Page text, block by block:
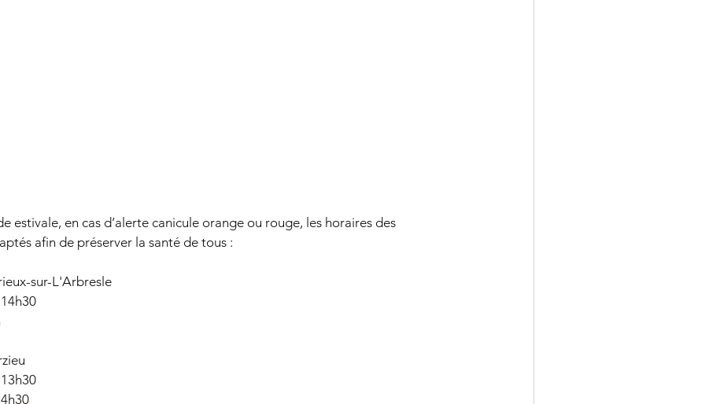
estivale, en cas d’alerte canicule orange ou rouge, les horaires des
afin de préserver la santé de tous :
sur-L'Arbresle